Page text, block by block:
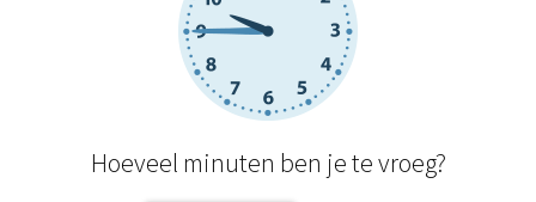
Hoeveel minuten ben je te vroeg?